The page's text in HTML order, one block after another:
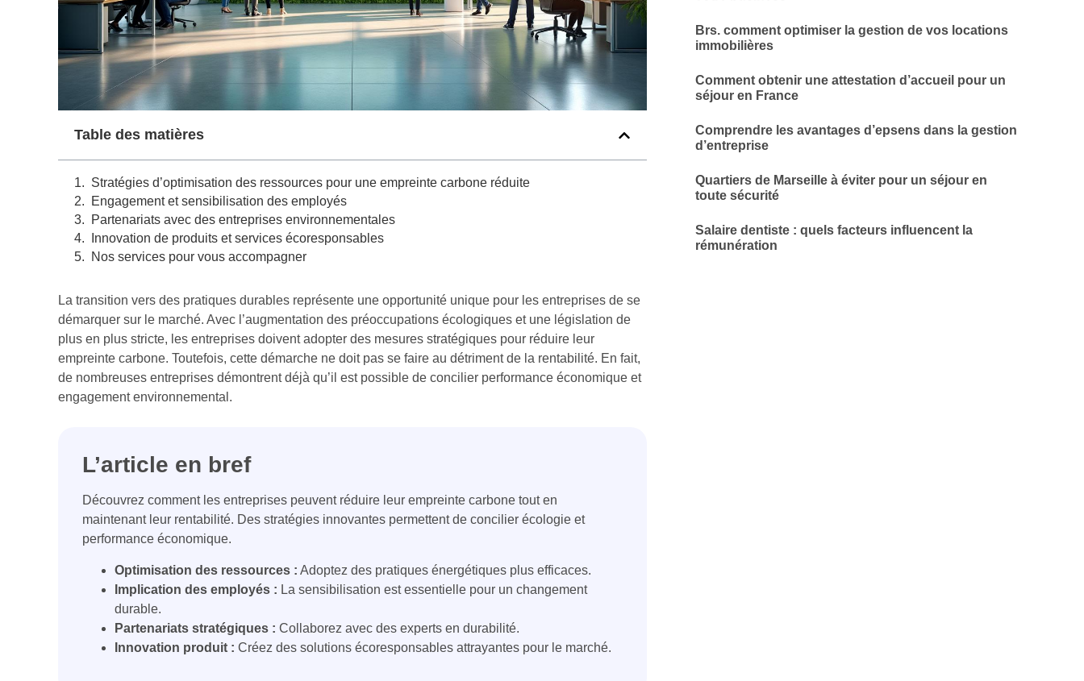
Table des matières
Stratégies d’optimisation des ressources pour une empreinte carbone réduite
Engagement et sensibilisation des employés
Partenariats avec des entreprises environnementales
Innovation de produits et services écoresponsables
Nos services pour vous accompagner
La transition vers des pratiques durables représente une opportunité unique pour les entreprises de se
démarquer sur le marché. Avec l’augmentation des préoccupations écologiques et une législation de
plus en plus stricte, les entreprises doivent adopter des mesures stratégiques pour réduire leur
empreinte carbone. Toutefois, cette démarche ne doit pas se faire au détriment de la rentabilité. En fait,
de nombreuses entreprises démontrent déjà qu’il est possible de concilier performance économique et
engagement environnemental.
L’article en bref
Découvrez comment les entreprises peuvent réduire leur empreinte carbone tout en
maintenant leur rentabilité. Des stratégies innovantes permettent de concilier écologie et
performance économique.
Optimisation des ressources : Adoptez des pratiques énergétiques plus efficaces.
Implication des employés : La sensibilisation est essentielle pour un changement
durable.
Partenariats stratégiques : Collaborez avec des experts en durabilité.
Innovation produit : Créez des solutions écoresponsables attrayantes pour le marché.
Brs. comment optimiser la gestion de vos locations
immobilières
Comment obtenir une attestation d’accueil pour un
séjour en France
Comprendre les avantages d’epsens dans la gestion
d’entreprise
Quartiers de Marseille à éviter pour un séjour en
toute sécurité
Salaire dentiste : quels facteurs influencent la
rémunération